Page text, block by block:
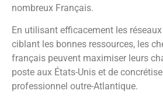
nombreux Français.
En utilisant efficacement les
ciblant les bonnes ressources, les
français peuvent maximiser leurs
poste aux États-Unis et de
professionnel outre-Atlantique.